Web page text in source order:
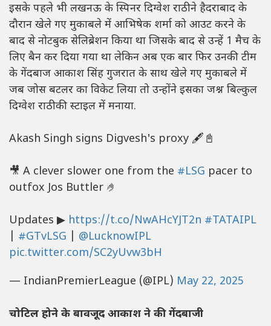
इसके पहले भी लखनऊ के स्पिनर दिग्वेश राठी ने हैदराबाद के
दौरान खेले गए मुकाबले में आभिषेक शर्मा को आउट करने के
बाद से नोटबुक सेलिब्रेशन किया था जिसके बाद से उन्हें 1 मैच के
लिए बैन कर दिया गया था लेकिन अब एक बार फिर उनकी टीम
के गेंदबाज आकाश सिंह गुजरात के साथ खेले गए मुकाबले में
जब जोस बटलर का विकेट लिया तो उन्होंने इसका जश्न बिल्कुल
दिग्वेश राठी की स्टाइल में मनाया.
Akash Singh signs Digvesh's proxy 🖋📓
🎥 A clever slower one from the #LSG pacer to
outfox Jos Buttler 🤌
Updates ▶ https://t.co/NwAHcYJT2n #TATAIPL
#GTvLSG
@LucknowIPL
pic.twitter.com/SC2yUvw3bH
— IndianPremierLeague (@IPL) May 22, 2025
चोटिल होने के बावजूद आकाश ने की गेंदबाजी